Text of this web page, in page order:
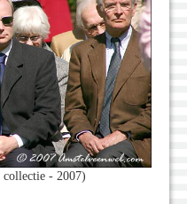
collectie - 2007)